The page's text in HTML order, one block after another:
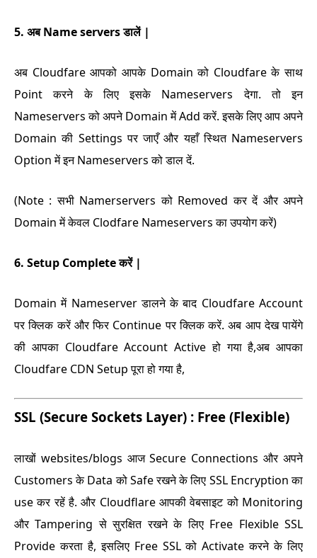
5. अब Name servers डालें |
अब Cloudfare आपको आपके Domain को Cloudfare के साथ
Point करने के लिए इसके Nameservers देगा. तो इन
Nameservers को अपने Domain में Add करें. इसके लिए आप अपने
Domain की Settings पर जाएँ और यहाँ स्थित Nameservers
Option में इन Nameservers को डाल दें.
(Note : सभी Namerservers को Removed कर दें और अपने
Domain में केवल Clodfare Nameservers का उपयोग करें)
6. Setup Complete करें |
Domain में Nameserver डालने के बाद Cloudfare Account
पर क्लिक करें और फिर Continue पर क्लिक करें. अब आप देख पायेंगे
की आपका Cloudfare Account Active हो गया है,अब आपका
Cloudfare CDN Setup पूरा हो गया है,
SSL (Secure Sockets Layer) : Free (Flexible)
लाखों websites/blogs आज Secure Connections और अपने
Customers के Data को Safe रखने के लिए SSL Encryption का
use कर रहें है. और Cloudflare आपकी वेबसाइट को Monitoring
और Tampering से सुरक्षित रखने के लिए Free Flexible SSL
Provide करता है,इसलिए Free SSL को Activate करने के लिए